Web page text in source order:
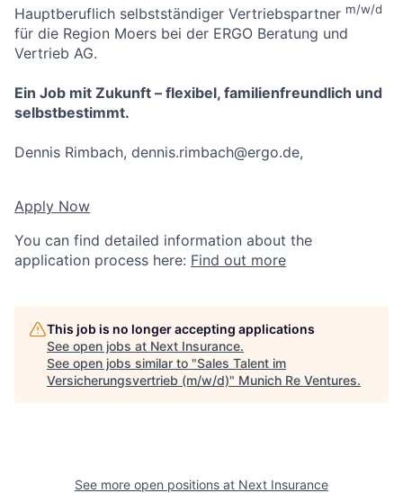
Hauptberuflich selbstständiger Vertriebspartner m/w/d
für die Region Moers bei der ERGO Beratung und
Vertrieb AG.
Ein Job mit Zukunft – flexibel, familienfreundlich und
selbstbestimmt.
Dennis Rimbach, dennis.rimbach@ergo.de,
Apply Now
You can find detailed information about the
application process here: Find out more
This job is no longer accepting applications
See open jobs at Next Insurance.
See open jobs similar to "Sales Talent im
Versicherungsvertrieb (m/w/d)" Munich Re Ventures.
See more open positions at Next Insurance